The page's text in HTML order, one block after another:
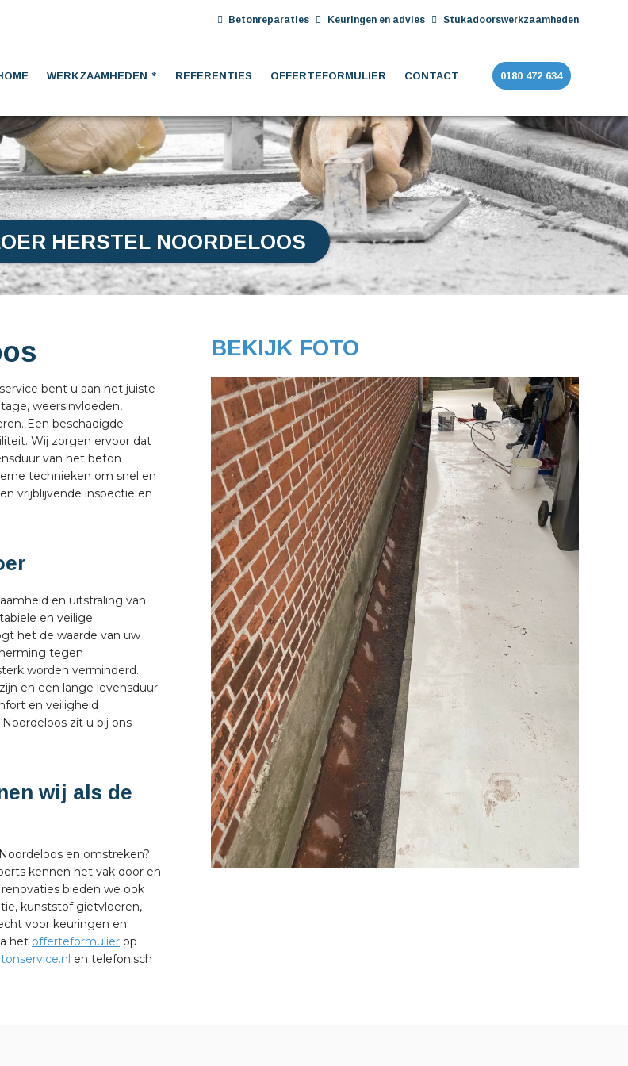
Betonreparaties Keuringen en advies Stukadoorswerkzaamheden
WERKZAAMHEDEN REFERENTIES OFFERTEFORMULIER CONTACT 0180 472 634
HERSTEL NOORDELOOS
bent u aan het juiste
weersinvloeden,
Een beschadigde
Wij zorgen ervoor dat
van het beton
technieken om snel en
vrijblijvende inspectie en
en uitstraling van
en veilige
het de waarde van uw
tegen
worden verminderd.
en een lange levensduur
en veiligheid
zit u bij ons
wij als de
en omstreken?
kennen het vak door en
bieden we ook
kunststof gietvloeren,
voor keuringen en
het offerteformulier op
en telefonisch
BEKIJK FOTO